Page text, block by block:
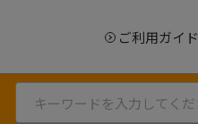
ご利用ガイド